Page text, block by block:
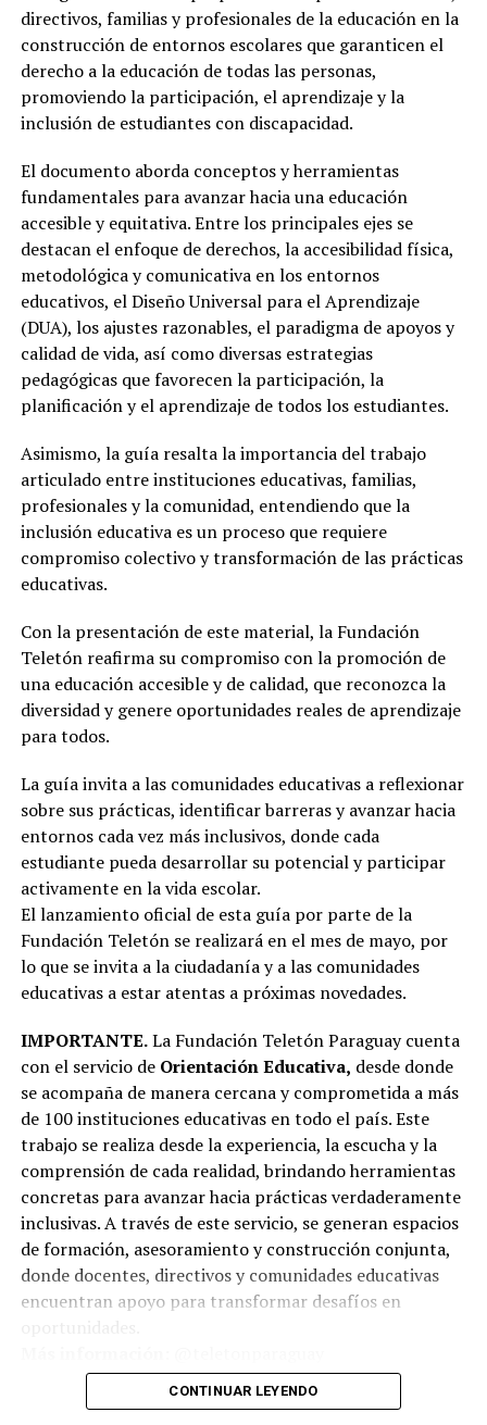
directivos, familias y profesionales de la educación en la
construcción de entornos escolares que garanticen el
derecho a la educación de todas las personas,
promoviendo la participación, el aprendizaje y la
inclusión de estudiantes con discapacidad.
El documento aborda conceptos y herramientas
fundamentales para avanzar hacia una educación
accesible y equitativa. Entre los principales ejes se
destacan el enfoque de derechos, la accesibilidad física,
metodológica y comunicativa en los entornos
educativos, el Diseño Universal para el Aprendizaje
(DUA), los ajustes razonables, el paradigma de apoyos y
calidad de vida, así como diversas estrategias
pedagógicas que favorecen la participación, la
planificación y el aprendizaje de todos los estudiantes.
Asimismo, la guía resalta la importancia del trabajo
articulado entre instituciones educativas, familias,
profesionales y la comunidad, entendiendo que la
inclusión educativa es un proceso que requiere
compromiso colectivo y transformación de las prácticas
educativas.
Con la presentación de este material, la Fundación
Teletón reafirma su compromiso con la promoción de
una educación accesible y de calidad, que reconozca la
diversidad y genere oportunidades reales de aprendizaje
para todos.
La guía invita a las comunidades educativas a reflexionar
sobre sus prácticas, identificar barreras y avanzar hacia
entornos cada vez más inclusivos, donde cada
estudiante pueda desarrollar su potencial y participar
activamente en la vida escolar.
El lanzamiento oficial de esta guía por parte de la
Fundación Teletón se realizará en el mes de mayo, por
lo que se invita a la ciudadanía y a las comunidades
educativas a estar atentas a próximas novedades.
IMPORTANTE.La Fundación Teletón Paraguay cuenta
con el servicio de Orientación Educativa, desde donde
se acompaña de manera cercana y comprometida a más
de 100 instituciones educativas en todo el país. Este
trabajo se realiza desde la experiencia, la escucha y la
comprensión de cada realidad, brindando herramientas
concretas para avanzar hacia prácticas verdaderamente
inclusivas. A través de este servicio, se generan espacios
de formación, asesoramiento y construcción conjunta,
donde docentes, directivos y comunidades educativas
encuentran apoyo para transformar desafíos en
CONTINUAR LEYENDO